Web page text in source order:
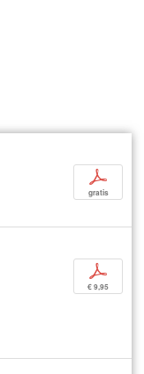
p
gratis
p
€ 9,95